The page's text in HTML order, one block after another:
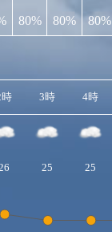
80% 80% 80%
時 3時 4時
25 25